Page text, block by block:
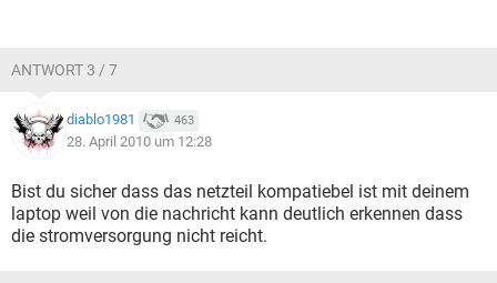
ANTWORT 3 / 7
diablo1981 463
28. April 2010 um 12:28
Bist du sicher dass das netzteil kompatiebel ist mit deinem
laptop weil von die nachricht kann deutlich erkennen dass
die stromversorgung nicht reicht.